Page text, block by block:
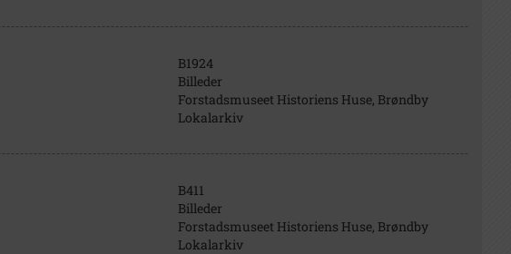
B1924
Billeder
Forstadsmuseet Historiens Huse, Brøndby
Lokalarkiv
B411
Billeder
Forstadsmuseet Historiens Huse, Brøndby
Lokalarkiv